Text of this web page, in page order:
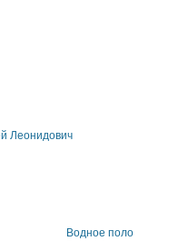
Леонидович
Водное поло